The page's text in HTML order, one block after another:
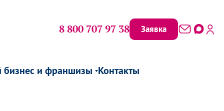
8 800 707 97 38 Заявка
бизнес и франшизы Контакты